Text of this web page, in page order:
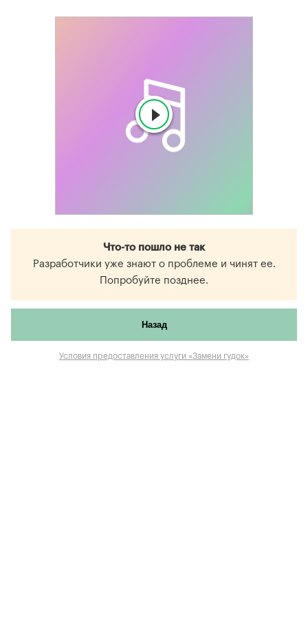
Что-то пошло не так
Разработчики уже знают о проблеме и чинят ее.
Попробуйте позднее.
Назад
Условия предоставления услуги «Замени гудок»